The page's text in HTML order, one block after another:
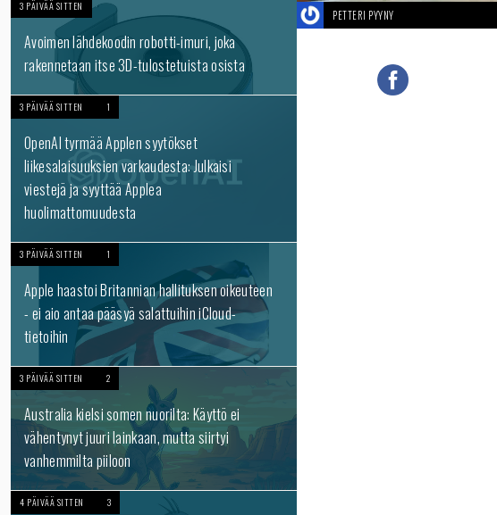
3 PÄIVÄÄ SITTEN
Avoimen lähdekoodin robotti-imuri, joka
rakennetaan itse 3D-tulostetuista osista
3 PÄIVÄÄ SITTEN 1
OpenAI tyrmää Applen syytökset
liikesalaisuuksien varkaudesta: Julkaisi
viestejä ja syyttää Applea
huolimattomuudesta
3 PÄIVÄÄ SITTEN 1
Apple haastoi Britannian hallituksen oikeuteen
- ei aio antaa pääsyä salattuihin iCloud-
tietoihin
3 PÄIVÄÄ SITTEN 2
Australia kielsi somen nuorilta: Käyttö ei
vähentynyt juuri lainkaan, mutta siirtyi
vanhemmilta piiloon
4 PÄIVÄÄ SITTEN 3
PETTERI PYYNY